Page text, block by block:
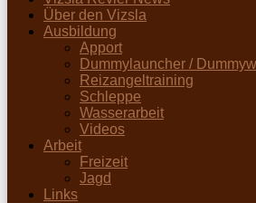
Über den Vizsla
Ausbildung
Apport
Dummylauncher /
Reizangeltraining
Schleppe
Wasserarbeit
Videos
Arbeit
Freizeit
Jagd
Links